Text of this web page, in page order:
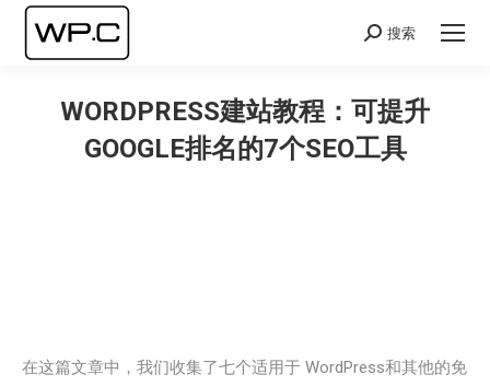
Search:
搜索
WORDPRESS建站教程：可提升
GOOGLE排名的7个SEO工具
在这篇文章中，我们收集了七个适用于 WordPress和其他的免